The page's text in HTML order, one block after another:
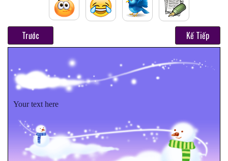
Trước Kế Tiếp
Your text here